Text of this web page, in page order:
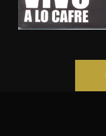
VIVO A LO CAFRES
2004